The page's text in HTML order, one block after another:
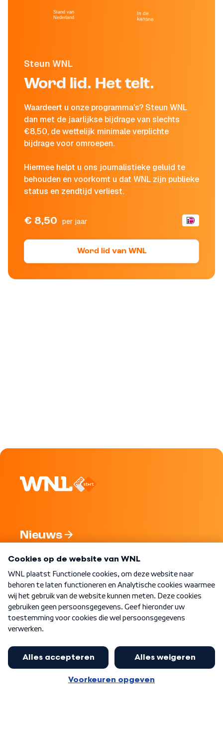
Steun WNL
Word lid. Het telt.
Waardeert u onze programma's? Steun WNL
dan met de jaarlijkse bijdrage van slechts
€8,50, de wettelijk minimale verplichte
bijdrage voor omroepen.
Hiermee helpt u ons journalistieke geluid te
behouden en voorkomt u dat WNL zijn publieke
status en zendtijd verliest.
€ 8,50 per jaar
Word lid van WNL
Stand van
Nederland
In de
kantine
Nieuws
Nieuwsbrief
Word Lid